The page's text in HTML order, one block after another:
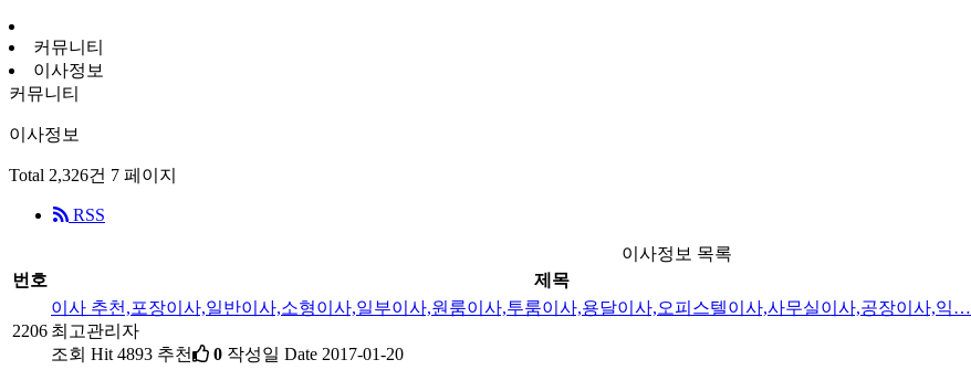
커뮤니티
이사정보
커뮤니티
이사정보
Total 2,326건 7 페이지
RSS
이사정보 목록
번호
제목
2206
이사 추천,포장이사,일반이사,소형이사,일부이사,원룸이사,투룸이사,용달이사,오피스텔이사,사무실이사,공장이사,익…
최고관리자
조회 Hit 4893 추천 0 작성일 Date 2017-01-20